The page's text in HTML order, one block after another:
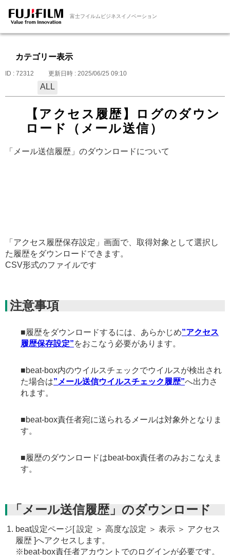
富士フイルムビジネスイノベーション
カテゴリー表示
ID : 72312 更新日時 : 2025/06/25 09:10
ALL
【アクセス履歴】ログのダウン
ロード（メール送信）
「メール送信履歴」のダウンロードについて
「アクセス履歴保存設定」画面で、取得対象として選択し
た履歴をダウンロードできます。
CSV形式のファイルです
注意事項
■履歴をダウンロードするには、あらかじめ”アクセス
履歴保存設定”をおこなう必要があります。
■beat-box内のウイルスチェックでウイルスが検出され
た場合は”メール送信ウイルスチェック履歴”へ出力さ
れます。
■beat-box責任者宛に送られるメールは対象外となりま
す。
■履歴のダウンロードはbeat-box責任者のみおこなえま
す。
「メール送信履歴」のダウンロード
beat設定ページ[ 設定 ＞ 高度な設定 ＞ 表示 ＞ アクセス
履歴 ]へアクセスします。
※beat-box責任者アカウントでのログインが必要です。